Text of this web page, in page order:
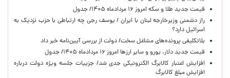
قیمت جدید طلا و سکه امروز ۱۶ مردادماه ۱۴۰۵/ جدول
راز دشمنی وزیرخارجه لبنان با ایران / یوسف رجی چه ارتباطی با حزب نزدیک به
اسرائیل دارد؟
بلاتکلیفی پرونده‌های مشاغل سخت/ دولت از بررسی آیین‌نامه خبر داد
قیمت جدید دلار، یورو و سایر ارزها امروز ۱۶ مردادماه ۱۴۰۵/ جدول
افزایش اعتبار کالابرگ الکترونیکی جدی شد/ جزییات جلسه ویژه دولت درباره
افزایش مبلغ کالابرگ